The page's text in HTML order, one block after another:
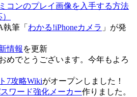
コンのプレイ画像を入手する方法
筆「 わかる!iPhoneカメラ 」が発
情報 を更新
めでとうございます。今年もよろ
7攻略Wikiがオープンしました！
ワード強化メーカー作りました。